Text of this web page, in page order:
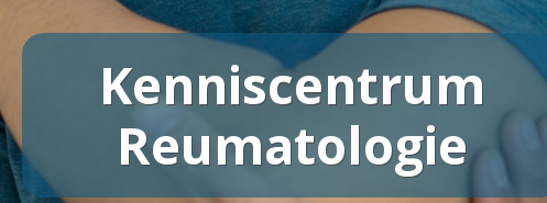
Kenniscentrum
Reumatologie